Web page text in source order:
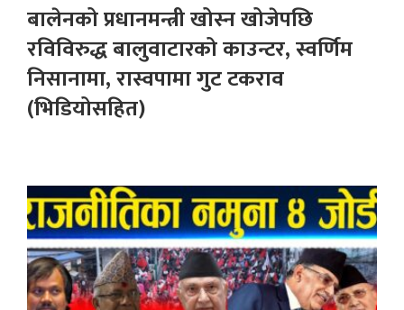
बालेनको प्रधानमन्त्री खोस्न खोजेपछि
रविविरुद्ध बालुवाटारको काउन्टर, स्वर्णिम
निसानामा, रास्वपामा गुट टकराव
(भिडियोसहित)